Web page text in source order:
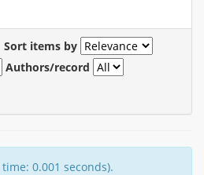
Sort items by
Authors/record
0.001 seconds).